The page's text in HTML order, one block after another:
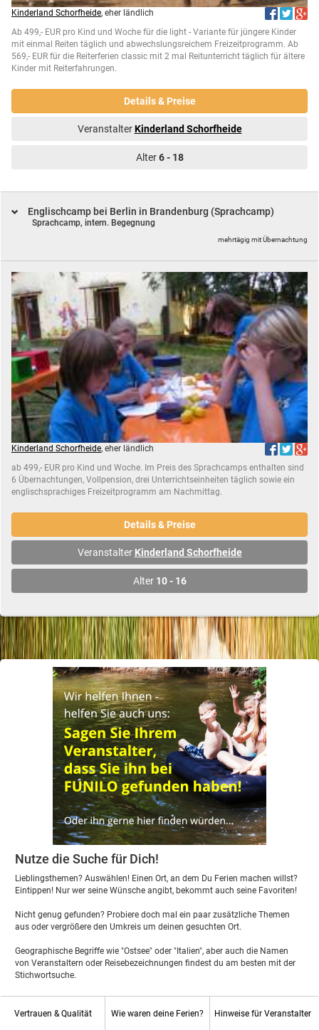
Kinderland Schorfheide, eher ländlich
Ab 499,- EUR pro Kind und Woche für die light - Variante für jüngere Kinder
mit einmal Reiten täglich und abwechslungsreichem Freizeitprogramm. Ab
569,- EUR für die Reiterferien classic mit 2 mal Reitunterricht täglich für ältere
Kinder mit Reiterfahrungen.
Details & Preise
VeranstalterKinderland Schorfheide
Alter6 - 18
Englischcamp bei Berlin in Brandenburg (Sprachcamp)
Sprachcamp, intern. Begegnung
mehrtägig mit Übernachtung
Kinderland Schorfheide, eher ländlich
ab 499,- EUR pro Kind und Woche. Im Preis des Sprachcamps enthalten sind
6 Übernachtungen, Vollpension, drei Unterrichtseinheiten täglich sowie ein
englischsprachiges Freizeitprogramm am Nachmittag.
Details & Preise
Veranstalter Kinderland Schorfheide
Alter 10 - 16
Nutze die Suche für Dich!
Lieblingsthemen? Auswählen! Einen Ort, an dem Du Ferien machen willst?
Eintippen! Nur wer seine Wünsche angibt, bekommt auch seine Favoriten!
Nicht genug gefunden? Probiere doch mal ein paar zusätzliche Themen
aus oder vergrößere den Umkreis um deinen gesuchten Ort.
Geographische Begriffe wie "Ostsee" oder "Italien", aber auch die Namen
von Veranstaltern oder Reisebezeichnungen findest du am besten mit der
Stichwortsuche.
Vertrauen & Qualität Wie waren deine Ferien? Hinweise für Veranstalter